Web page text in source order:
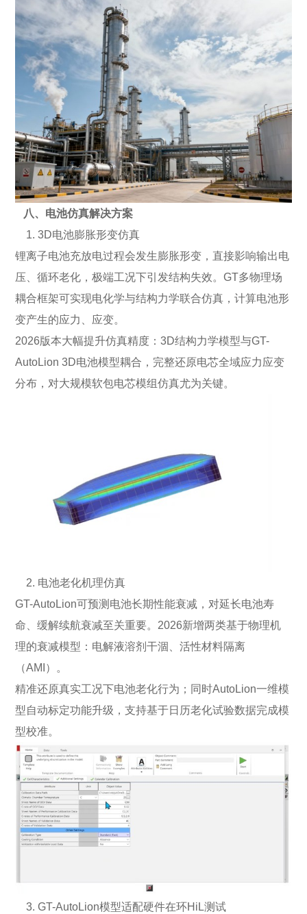
八、电池仿真解决方案
1. 3D电池膨胀形变仿真
锂离子电池充放电过程会发生膨胀形变，直接影响输出电
压、循环老化，极端工况下引发结构失效。GT多物理场
耦合框架可实现电化学与结构力学联合仿真，计算电池形
变产生的应力、应变。
2026版本大幅提升仿真精度：3D结构力学模型与GT-
AutoLion 3D电池模型耦合，完整还原电芯全域应力应变
分布，对大规模软包电芯模组仿真尤为关键。
2. 电池老化机理仿真
GT-AutoLion可预测电池长期性能衰减，对延长电池寿
命、缓解续航衰减至关重要。2026新增两类基于物理机
理的衰减模型：电解液溶剂干涸、活性材料隔离
（AMI）。
精准还原真实工况下电池老化行为；同时AutoLion一维模
型自动标定功能升级，支持基于日历老化试验数据完成模
型校准。
3. GT-AutoLion模型适配硬件在环HiL测试